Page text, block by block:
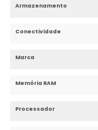
Armazenamento
Conectividade
Marca
Memória RAM
Processador